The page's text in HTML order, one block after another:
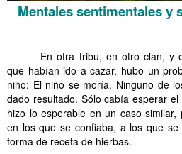
Mentales sentimentales y
En otra tribu, en otro clan, y
que habían ido a cazar, hubo un
niño: El niño se moría. Ninguno de
dado resultado. Sólo cabía esperar
hizo lo esperable en un caso
en los que se confiaba, a los que
forma de receta de hierbas.